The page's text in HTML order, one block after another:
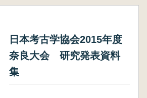
日本考古学協会2015年度
奈良大会 研究発表資料
集